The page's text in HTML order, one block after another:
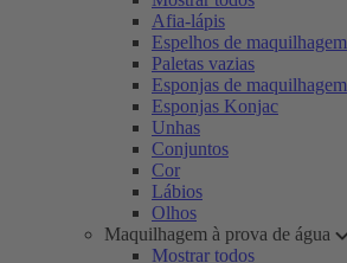
Afia-lápis
Espelhos de maquilhagem
Paletas vazias
Esponjas de maquilhagem
Esponjas Konjac
Unhas
Conjuntos
Cor
Lábios
Olhos
Maquilhagem à prova de água
Mostrar todos